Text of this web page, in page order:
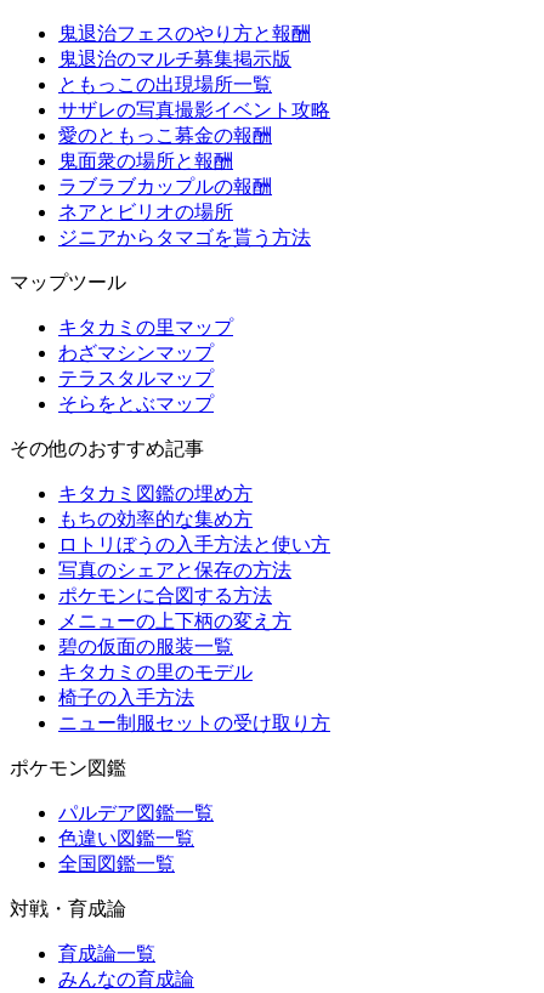
鬼退治フェスのやり方と報酬
鬼退治のマルチ募集掲示版
ともっこの出現場所一覧
サザレの写真撮影イベント攻略
愛のともっこ募金の報酬
鬼面衆の場所と報酬
ラブラブカップルの報酬
ネアとビリオの場所
ジニアからタマゴを貰う方法
マップツール
キタカミの里マップ
わざマシンマップ
テラスタルマップ
そらをとぶマップ
その他のおすすめ記事
キタカミ図鑑の埋め方
もちの効率的な集め方
ロトリぼうの入手方法と使い方
写真のシェアと保存の方法
ポケモンに合図する方法
メニューの上下柄の変え方
碧の仮面の服装一覧
キタカミの里のモデル
椅子の入手方法
ニュー制服セットの受け取り方
ポケモン図鑑
パルデア図鑑一覧
色違い図鑑一覧
全国図鑑一覧
対戦・育成論
育成論一覧
みんなの育成論